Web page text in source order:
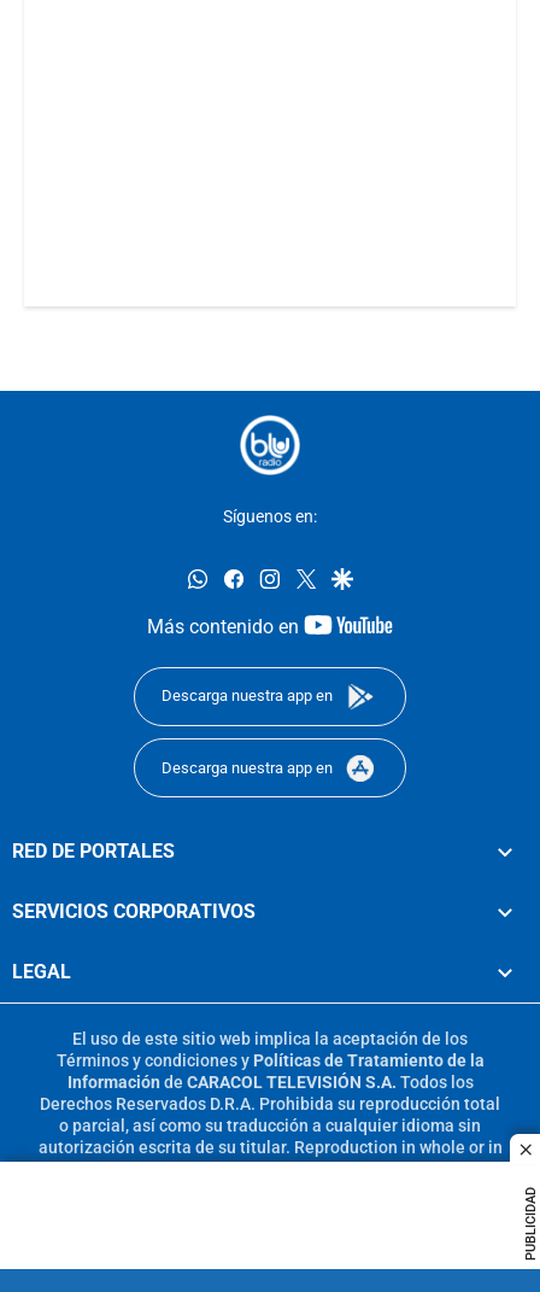
PUBLICIDAD
Síguenos en:
whatsappfacebookinstagram
twittergoogle
Más contenido en
youtube-
Descarga nuestra app en
Descarga nuestra app en
RED DE PORTALES
SERVICIOS CORPORATIVOS
LEGAL
El uso de este sitio web implica la aceptación de los
Términos y condicionesy Políticas de Tratamiento de la
Información de CARACOL TELEVISIÓN S.A. Todos los
Derechos Reservados D.R.A. Prohibida su reproducción total
o parcial, así como su traducción a cualquier idioma sin
autorización escrita de su titular. Reproduction in whole or in